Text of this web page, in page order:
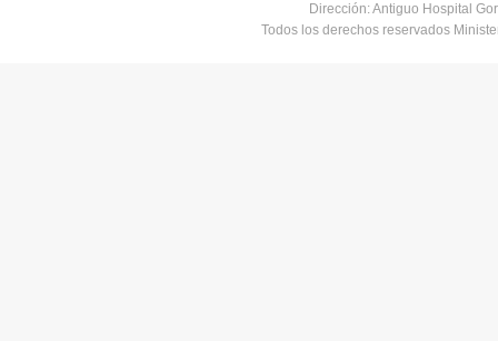
Dirección: Antiguo Hospital
Todos los derechos reservados